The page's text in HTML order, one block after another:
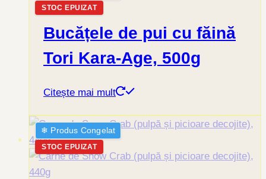
STOC EPUIZAT
Bucățele de pui cu făină
Tori Kara-Age, 500g
Citește mai mult
❄︎ Produs Congelat
STOC EPUIZAT